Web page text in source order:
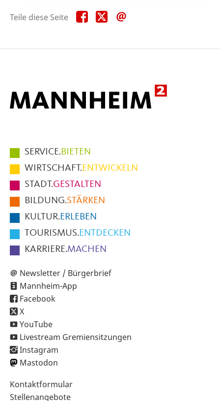
Teile diese Seite Teile
diese
Teile
diese
Hauptmenüpunkte
im
Fußbereich
der
Seite
SERVICE.BIETEN
WIRTSCHAFT.ENTWICKELN
STADT.GESTALTEN
BILDUNG.STÄRKEN
KULTUR.ERLEBEN
TOURISMUS.ENTDECKEN
KARRIERE.MACHEN
Newsletter / Bürgerbrief
Mannheim-App
Facebook
X
YouTube
Livestream Gremiensitzungen
Instagram
Mastodon
Sekundärnavigation
im
Kontaktformular
Stellenangebote